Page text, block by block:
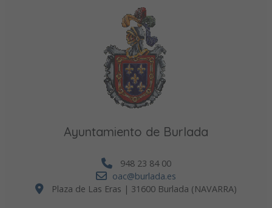
Ayuntamiento de Burlada
948 23 84 00
oac@burlada.es
Plaza de Las Eras | 31600 Burlada (NAVARRA)